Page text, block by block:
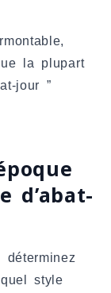
la plupart
jour ”
d’abat-
style